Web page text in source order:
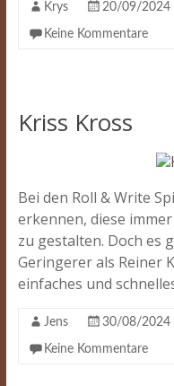
Krys 20/09/2024
Keine Kommentare
Kriss Kross
Bei den Roll & Write
erkennen, diese
zu gestalten. Doch es
Geringerer als Reiner
einfaches und
Jens 30/08/2024
Keine Kommentare